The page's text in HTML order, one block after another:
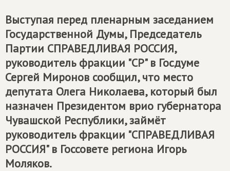
Выступая перед пленарным заседанием
Государственной Думы, Председатель
Партии СПРАВЕДЛИВАЯ РОССИЯ,
руководитель фракции "СР" в Госдуме
Сергей Миронов сообщил, что место
депутата Олега Николаева, который был
назначен Президентом врио губернатора
Чувашской Республики, займёт
руководитель фракции "СПРАВЕДЛИВАЯ
РОССИЯ" в Госсовете региона Игорь
Моляков.